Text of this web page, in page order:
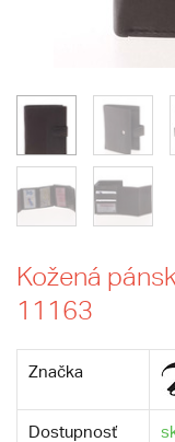
Kožená
11163
Značka
Dostupnosť